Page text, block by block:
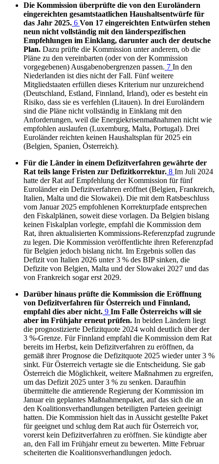
Die Kommission überprüfte die von den Euroländern
eingereichten gesamtstaatlichen Haushaltsentwürfe für
das Jahr 2025. 6 Von 17 eingereichten Entwürfen stehen
neun nicht vollständig mit den länderspezifischen
Empfehlungen im Einklang, darunter auch der deutsche
Plan. Dazu prüfte die Kommission unter anderem, ob die
Pläne zu den vereinbarten (oder von der Kommission
vorgegebenen) Ausgabenobergrenzen passen. 7 In den
Niederlanden ist dies nicht der Fall. Fünf weitere
Mitgliedstaaten erfüllen dieses Kriterium nur unzureichend
(Deutschland, Estland, Finnland, Irland), oder es besteht ein
Risiko, dass sie es verfehlen (Litauen). In drei Euroländern
sind die Pläne nicht vollständig in Einklang mit den
Anforderungen, weil die Energiekrisenmaßnahmen nicht wie
empfohlen auslaufen (Luxemburg, Malta, Portugal). Drei
Euroländer reichten keinen Haushaltsplan für 2025 ein
(Belgien, Spanien, Österreich).
Für die Länder in einem Defizitverfahren gewährte der
Rat teils lange Fristen zur Defizitkorrektur. 8 Im Juli 2024
hatte der Rat auf Empfehlung der Kommission für fünf
Euroländer ein Defizitverfahren eröffnet (Belgien, Frankreich,
Italien, Malta und die Slowakei). Die mit dem Ratsbeschluss
vom Januar 2025 empfohlenen Korrekturpfade entsprechen
den Fiskalplänen, soweit diese vorlagen. Da Belgien bislang
keinen Fiskalplan vorlegte, empfahl die Kommission dem
Rat, ihren aktualisierten Kommissions-Referenzpfad zugrunde
zu legen. Die Kommission veröffentlichte ihren Referenzpfad
für Belgien jedoch bislang nicht. Im Ergebnis sollen das
Defizit von Italien 2026 unter 3 % des BIPsinken, die
Defizite von Belgien, Malta und der Slowakei 2027 und das
von Frankreich sogar erst 2029.
Darüber hinaus prüfte die Kommission die Eröffnung
von Defizitverfahren für Österreich und Finnland,
empfahl dies aber nicht. 9 Im Falle Österreichs will sie
aber im Frühjahr erneut prüfen. In beiden Ländern liegt
die prognostizierte Defizitquote 2024 wohl deutlich über der
3 %-Grenze. Für Finnland empfahl die Kommission dem Rat
bereits im Herbst, kein Defizitverfahren zu eröffnen, da
gemäß ihrer Prognose die Defizitquote 2025 wieder unter 3 %
sinkt. Für Österreich vertagte sie die Entscheidung. Sie gab
Österreich die Möglichkeit, weitere Maßnahmen zu ergreifen,
um das Defizit 2025 unter 3 % zu senken. Daraufhin
übermittelte die amtierende Regierung der Kommission im
Januar ein geplantes Maßnahmenpaket, auf das sich die an
den Koalitionsverhandlungen beteiligten Parteien geeinigt
hatten. Die Kommission hielt das in Aussicht gestellte Paket
für geeignet und schlug dem Rat auch für Österreich vor,
vorerst kein Defizitverfahren zu eröffnen. Sie kündigte aber
an, den Fall im Frühjahr erneut zu bewerten. Mitte Februar
scheiterten die Koalitionsverhandlungen jedoch.